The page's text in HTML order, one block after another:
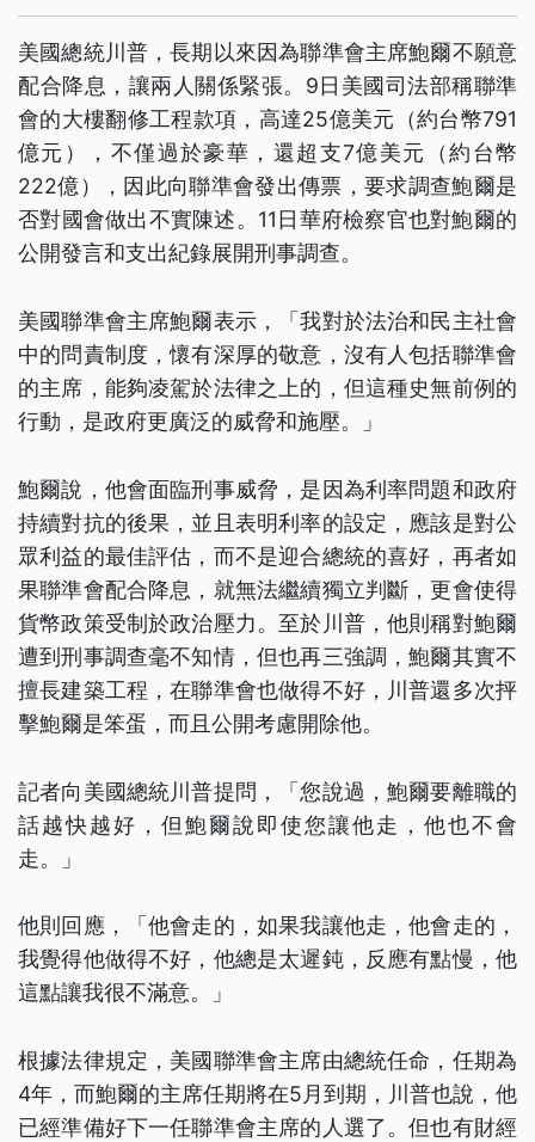
美國總統川普，長期以來因為聯準會主席鮑爾不願意
配合降息，讓兩人關係緊張。9日美國司法部稱聯準
會的大樓翻修工程款項，高達25億美元（約台幣791
億元），不僅過於豪華，還超支7億美元（約台幣
222億），因此向聯準會發出傳票，要求調查鮑爾是
否對國會做出不實陳述。11日華府檢察官也對鮑爾的
公開發言和支出紀錄展開刑事調查。
美國聯準會主席鮑爾表示，「我對於法治和民主社會
中的問責制度，懷有深厚的敬意，沒有人包括聯準會
的主席，能夠凌駕於法律之上的，但這種史無前例的
行動，是政府更廣泛的威脅和施壓。」
鮑爾說，他會面臨刑事威脅，是因為利率問題和政府
持續對抗的後果，並且表明利率的設定，應該是對公
眾利益的最佳評估，而不是迎合總統的喜好，再者如
果聯準會配合降息，就無法繼續獨立判斷，更會使得
貨幣政策受制於政治壓力。至於川普，他則稱對鮑爾
遭到刑事調查毫不知情，但也再三強調，鮑爾其實不
擅長建築工程，在聯準會也做得不好，川普還多次抨
擊鮑爾是笨蛋，而且公開考慮開除他。
記者向美國總統川普提問，「您說過，鮑爾要離職的
話越快越好，但鮑爾說即使您讓他走，他也不會
走。」
他則回應，「他會走的，如果我讓他走，他會走的，
我覺得他做得不好，他總是太遲鈍，反應有點慢，他
這點讓我很不滿意。」
根據法律規定，美國聯準會主席由總統任命，任期為
4年，而鮑爾的主席任期將在5月到期，川普也說，他
已經準備好下一任聯準會主席的人選了。但也有財經